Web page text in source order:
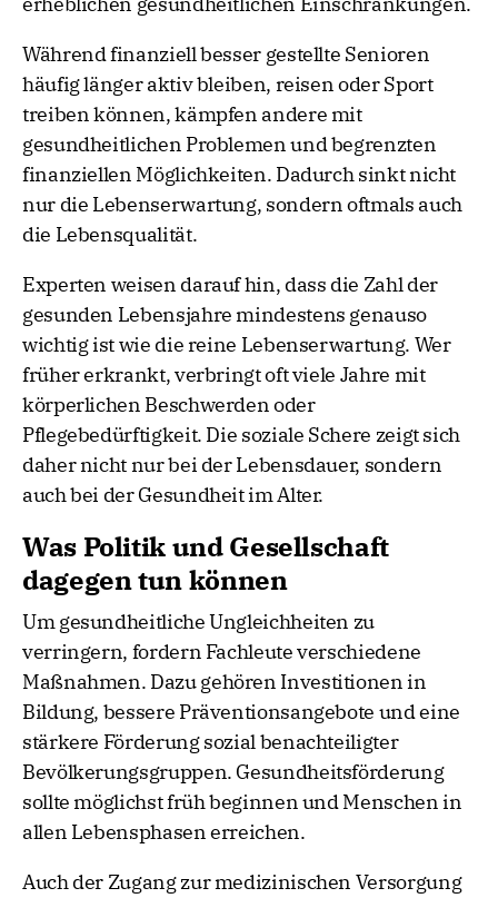
Während finanziell besser gestellte Senioren
häufig länger aktiv bleiben, reisen oder Sport
treiben können, kämpfen andere mit
gesundheitlichen Problemen und begrenzten
finanziellen Möglichkeiten. Dadurch sinkt nicht
nur die Lebenserwartung, sondern oftmals auch
die Lebensqualität.
Experten weisen darauf hin, dass die Zahl der
gesunden Lebensjahre mindestens genauso
wichtig ist wie die reine Lebenserwartung. Wer
früher erkrankt, verbringt oft viele Jahre mit
körperlichen Beschwerden oder
Pflegebedürftigkeit. Die soziale Schere zeigt sich
daher nicht nur bei der Lebensdauer, sondern
auch bei der Gesundheit im Alter.
Was Politik und Gesellschaft
dagegen tun können
Um gesundheitliche Ungleichheiten zu
verringern, fordern Fachleute verschiedene
Maßnahmen. Dazu gehören Investitionen in
Bildung, bessere Präventionsangebote und eine
stärkere Förderung sozial benachteiligter
Bevölkerungsgruppen. Gesundheitsförderung
sollte möglichst früh beginnen und Menschen in
allen Lebensphasen erreichen.
Auch der Zugang zur medizinischen Versorgung